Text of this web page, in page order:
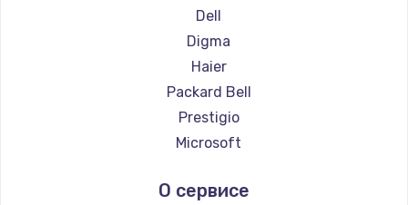
Ремонт ноутбуков Hasee
Ремонт ноутбуков ZTE
Ремонт ноутбуков Hiper
Ремонт ноутбуков Evga
Ремонт ноутбуков Google
Ремонт ноутбуков Echips
Ремонт ноутбуков Predator
Dell
Digma
Haier
Packard Bell
Prestigio
Microsoft
Aquarius
О сервисе